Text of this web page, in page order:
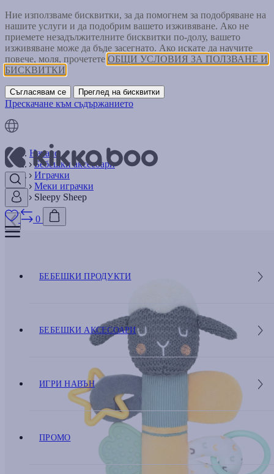
Ние използваме бисквитки, за да помогнем за подобряване на
нашите услуги и да подобрим вашето изживяване. Ако не
приемете незадължителните бисквитки по-долу, вашето
изживяване може да бъде засегнато. Ако искате да научите
повече, моля, прочетете ОБЩИ УСЛОВИЯ ЗА ПОЛЗВАНЕ И
БИСКВИТКИ
Съгласявам се Преглед на бисквитки
Прескачане към съдържанието
0
БЕБЕШКИ ПРОДУКТИ
БЕБЕШКИ АКСЕСОАРИ
ИГРИ НАВЪН
ПРОМО
Начало
Бебешки аксесоари
Играчки
Меки играчки
Sleepy Sheep